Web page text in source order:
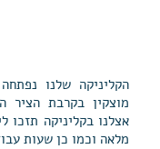
מוצקין בקרבת הציר
אצלנו בקליניקה תזכו
מלאה וכמו כן שעות